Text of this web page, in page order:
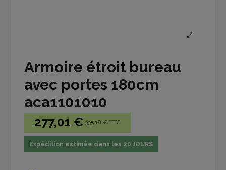
Armoire étroit bureau
avec portes 180cm
aca1101010
277,01 € 335.18 € TTC
Expédition estimée dans les 20 JOURS